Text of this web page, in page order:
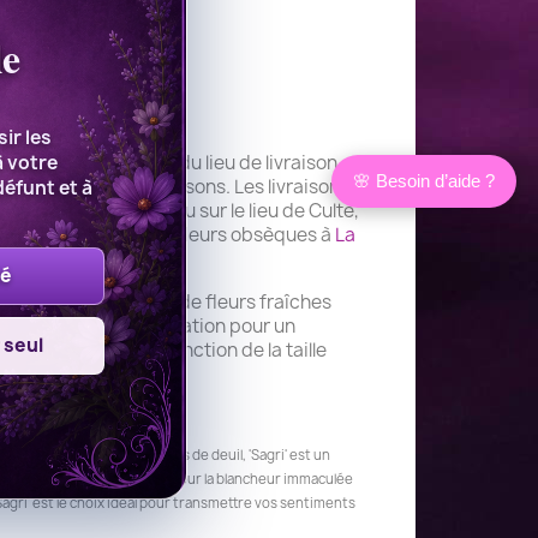
réseau, proche du lieu de livraison,
fonction des saisons. Les livraisons
à l'église ou sur le lieu de Culte,
, livraison de fleurs obsèques à La
d'un assortiment de fleurs fraîches
que valeur d'illustration pour un
de l'année, en fonction de la taille
spécialisée en fleurs de deuil, 'Sagri' est un
des feuillages met en valeur la blancheur immaculée
est le choix idéal pour transmettre vos sentiments
🌸 Besoin d’aide ?
les
votre
et à